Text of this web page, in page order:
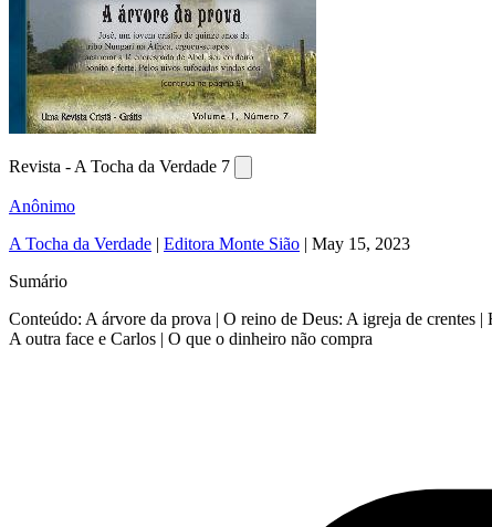
Revista - A Tocha da Verdade 7
Anônimo
A Tocha da Verdade | Editora Monte Sião | May 15, 2023
Sumário
Conteúdo: A árvore da prova | O reino de Deus: A igreja de
A outra face e Carlos | O que o dinheiro não compra